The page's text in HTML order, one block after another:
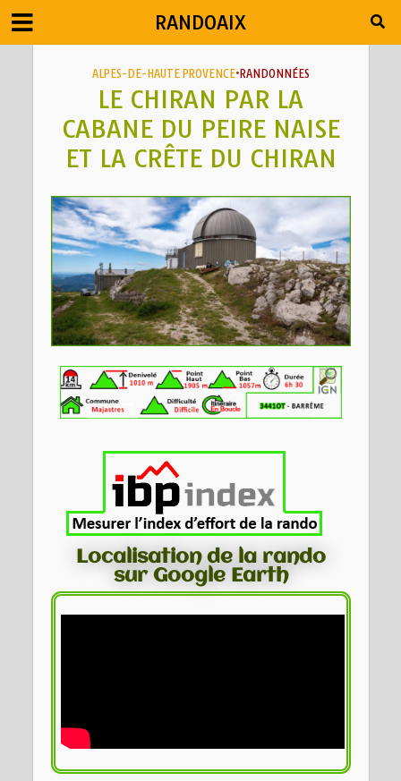
RANDOAIX
ALPES-DE-HAUTE PROVENCE• RANDONNÉES
LE CHIRAN PAR LA
CABANE DU PEIRE NAISE
ET LA CRÊTE DU CHIRAN
Localisation de la rando
sur Google Earth